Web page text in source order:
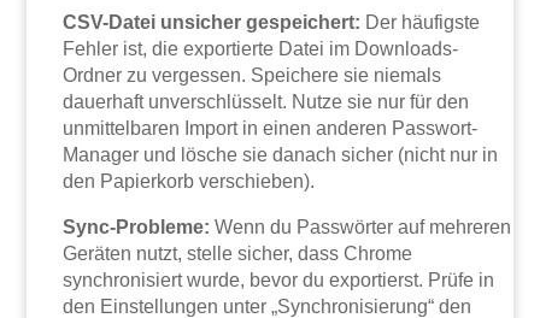
CSV-Datei unsicher gespeichert: Der häufigste
Fehler ist, die exportierte Datei im Downloads-
Ordner zu vergessen. Speichere sie niemals
dauerhaft unverschlüsselt. Nutze sie nur für den
unmittelbaren Import in einen anderen Passwort-
Manager und lösche sie danach sicher (nicht nur in
den Papierkorb verschieben).
Sync-Probleme: Wenn du Passwörter auf mehreren
Geräten nutzt, stelle sicher, dass Chrome
synchronisiert wurde, bevor du exportierst. Prüfe in
den Einstellungen unter „Synchronisierung“ den